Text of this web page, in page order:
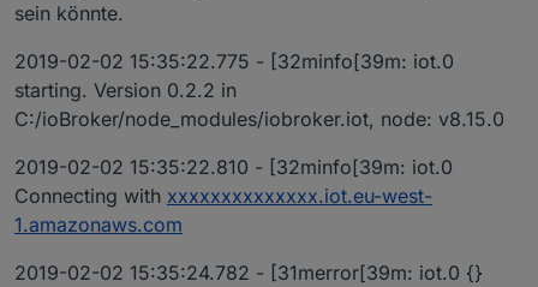
sein könnte.
2019-02-02 15:35:22.775 - [32minfo[39m: iot.0
starting. Version 0.2.2 in
C:/ioBroker/node_modules/iobroker.iot, node: v8.15.0
2019-02-02 15:35:22.810 - [32minfo[39m: iot.0
Connecting with xxxxxxxxxxxxxx.iot.eu-west-
1.amazonaws.com
2019-02-02 15:35:24.782 - [31merror[39m: iot.0 {}